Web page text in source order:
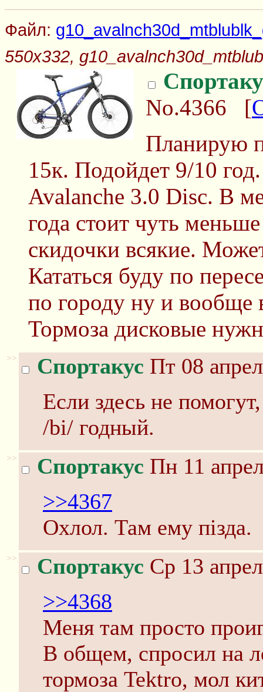
Файл:
550x332,
No.4366 [
Планирую
15к. Подойдет 9/10
Avalanche 3.0 Disc. В
года стоит чуть
скидочки всякие.
Кататься буду по
по городу ну и вообще
Тормоза дисковые
>> Спортакус Пт 08
Если здесь не
/bi/ годный.
>> Спортакус Пн 11
>>4367
Охлол. Там ему пiзда.
>> Спортакус Ср 13
>>4368
Меня там просто
В общем, спросил на
тормоза Tektro, мол